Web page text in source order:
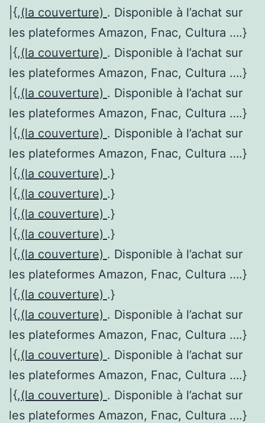
|{,(la couverture) . Disponible à l’achat sur
les plateformes Amazon, Fnac, Cultura ….}
|{,(la couverture) . Disponible à l’achat sur
les plateformes Amazon, Fnac, Cultura ….}
|{,(la couverture) . Disponible à l’achat sur
les plateformes Amazon, Fnac, Cultura ….}
|{,(la couverture) . Disponible à l’achat sur
les plateformes Amazon, Fnac, Cultura ….}
|{,(la couverture) .}
|{,(la couverture) .}
|{,(la couverture) .}
|{,(la couverture) .}
|{,(la couverture) . Disponible à l’achat sur
les plateformes Amazon, Fnac, Cultura ….}
|{,(la couverture) .}
|{,(la couverture) . Disponible à l’achat sur
les plateformes Amazon, Fnac, Cultura ….}
|{,(la couverture) . Disponible à l’achat sur
les plateformes Amazon, Fnac, Cultura ….}
|{,(la couverture) . Disponible à l’achat sur
les plateformes Amazon, Fnac, Cultura ….}